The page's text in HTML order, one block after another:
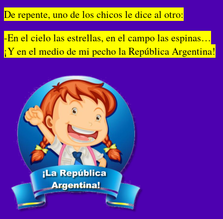
De repente, uno de los chicos le dice al otro:
-En el cielo las estrellas, en el campo las espinas…
¡Y en el medio de mi pecho la República Argentina!